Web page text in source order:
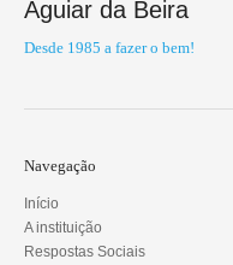
Aguiar da Beira
Desde 1985 a fazer o bem!
Navegação
Início
A instituição
Respostas Sociais